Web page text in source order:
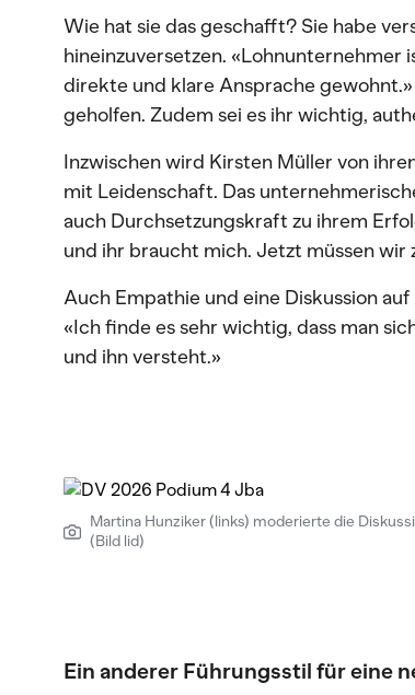
Wie hat sie das geschafft? Sie habe
hineinzuversetzen. «Lohnunternehmer
direkte und klare Ansprache
geholfen. Zudem sei es ihr wichtig,
Inzwischen wird Kirsten Müller von
mit Leidenschaft. Das
auch Durchsetzungskraft zu ihrem
und ihr braucht mich. Jetzt müssen wir
Auch Empathie und eine Diskussion
«Ich finde es sehr wichtig, dass man
und ihn versteht.»
Martina Hunziker (links) moderierte die
(Bild lid)
Ein anderer Führungsstil für eine